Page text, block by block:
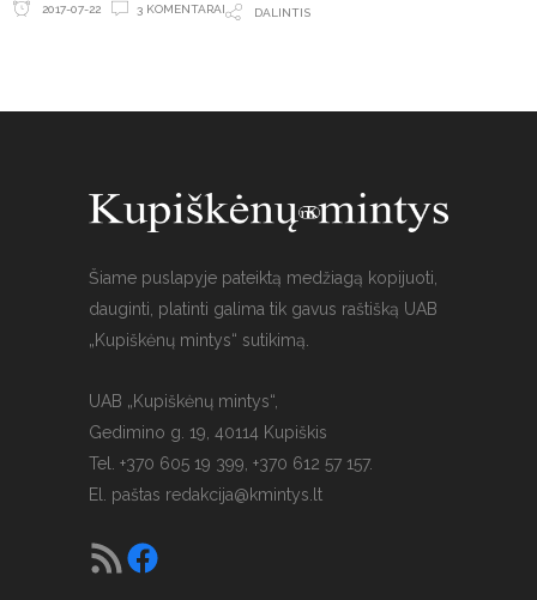
2017-07-22 3 KOMENTARAI DALINTIS
Šiame puslapyje pateiktą medžiagą kopijuoti,
dauginti, platinti galima tik gavus raštišką UAB
„Kupiškėnų mintys“ sutikimą.
UAB „Kupiškėnų mintys“,
Gedimino g. 19, 40114 Kupiškis
Tel. +370 605 19 399, +370 612 57 157.
El. paštas redakcija@kmintys.lt